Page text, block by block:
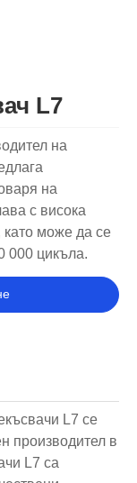
L7
на
на
с висока
като може да се
000 цикъла.
L7 се
производител в
L7 са